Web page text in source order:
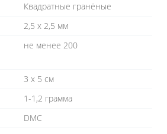
Квадратные гранёные
2,5 х 2,5 мм
не менее 200
3 х 5 см
1-1,2 грамма
DMC